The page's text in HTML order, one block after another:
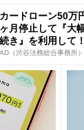
カードローン50万
ヶ月停止して『大
続き』を利用して！
AD（渋谷法務総合事務所）